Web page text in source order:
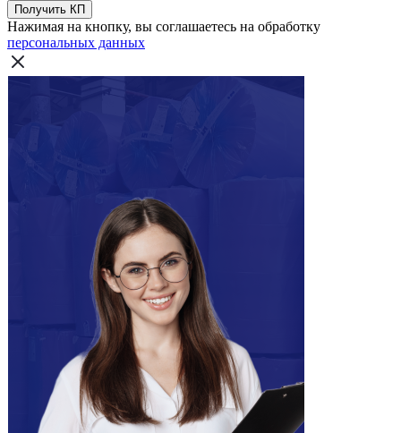
Получить КП
Нажимая на кнопку, вы соглашаетесь на обработку
персональных данных